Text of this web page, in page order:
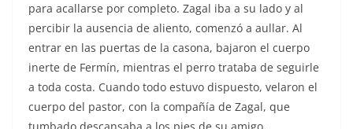
para acallarse por completo. Zagal iba a su lado y al
percibir la ausencia de aliento, comenzó a aullar. Al
entrar en las puertas de la casona, bajaron el cuerpo
inerte de Fermín, mientras el perro trataba de seguirle
a toda costa. Cuando todo estuvo dispuesto, velaron el
cuerpo del pastor, con la compañía de Zagal, que